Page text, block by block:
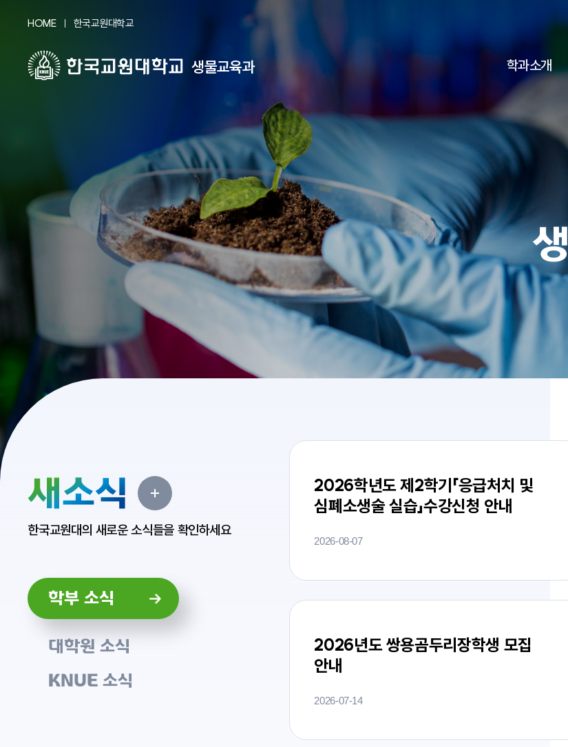
HOME 한국교원대학교
생물교육과 학과소개
생
새소식
한국교원대의 새로운 소식들을 확인하세요
학부 소식
대학원 소식
KNUE 소식
2026학년도 제2학기「응급처치 및
심폐소생술 실습」수강신청 안내
2026-08-07
2026년도 쌍용곰두리장학생 모집
안내
2026-07-14